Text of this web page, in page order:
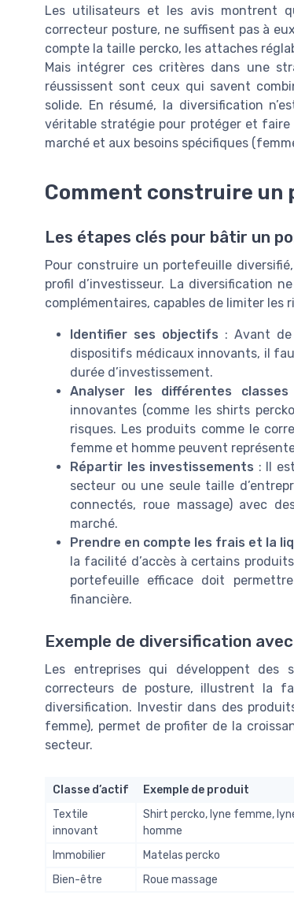
Les utilisateurs et les avis montrent
correcteur posture, ne suffisent pas à
compte la taille percko, les attaches
Mais intégrer ces critères dans une
réussissent sont ceux qui savent
solide. En résumé, la diversification
véritable stratégie pour protéger et
marché et aux besoins spécifiques
Comment construire
Les étapes clés pour bâtir un
Pour construire un portefeuille
profil d’investisseur. La diversification
complémentaires, capables de limiter
Identifier ses objectifs : Avant
dispositifs médicaux innovants, il
durée d’investissement.
Analyser les différentes classes
innovantes (comme les shirts
risques. Les produits comme le
femme et homme peuvent
Répartir les investissements : Il
secteur ou une seule taille
connectés, roue massage) avec
marché.
Prendre en compte les frais et la
la facilité d’accès à certains
portefeuille efficace doit
financière.
Exemple de diversification
Les entreprises qui développent
correcteurs de posture, illustrent la
diversification. Investir dans des
femme), permet de profiter de la
secteur.
Classe d’actif Exemple de produit
Textile
innovant
Shirt percko, lyne femme,
homme
Immobilier
Matelas percko
Bien-être
Roue massage